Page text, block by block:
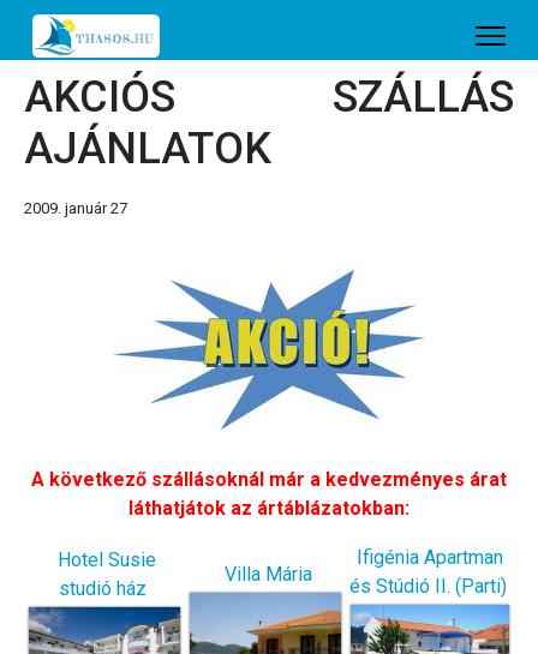
AKCIÓS SZÁLLÁS
AJÁNLATOK
2009. január 27
A következő szállásoknál már a kedvezményes árat
láthatjátok az ártáblázatokban:
Hotel Susie
studió ház
Villa Mária
Ifigénia Apartman
és Stúdió II. (Parti)